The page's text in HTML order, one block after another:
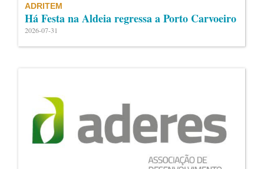
ADRITEM
Há Festa na Aldeia regressa a Porto Carvoeiro
2026-07-31